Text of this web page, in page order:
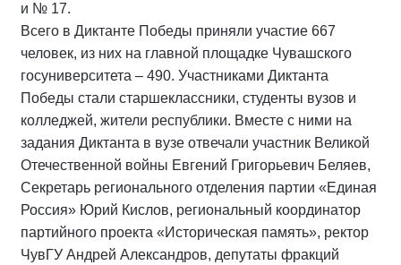
и № 17.
Всего в Диктанте Победы приняли участие 667
человек, из них на главной площадке Чувашского
госуниверситета – 490. Участниками Диктанта
Победы стали старшеклассники, студенты вузов и
колледжей, жители республики. Вместе с ними на
задания Диктанта в вузе отвечали участник Великой
Отечественной войны Евгений Григорьевич Беляев,
Секретарь регионального отделения партии «Единая
Россия» Юрий Кислов, региональный координатор
партийного проекта «Историческая память», ректор
ЧувГУ Андрей Александров, депутаты фракций